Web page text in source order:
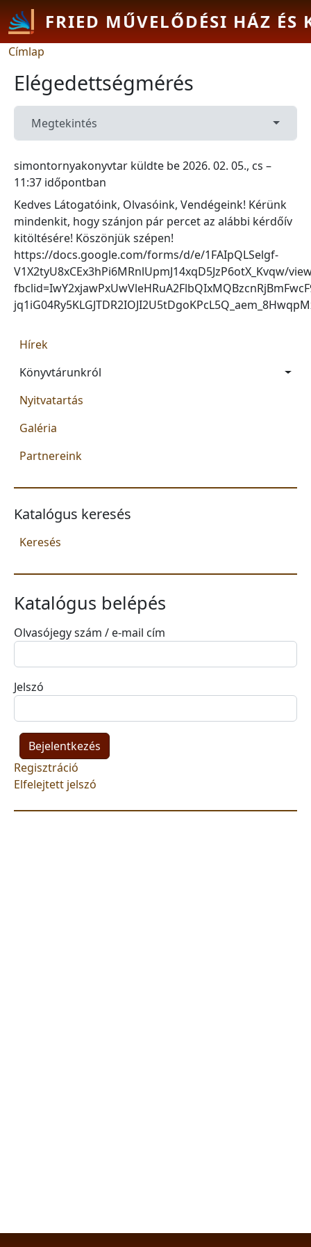
Ugrás a tartalomra
FRIED MŰVELŐDÉSI HÁZ ÉS
Morzsa
Címlap
Main navigation
Hírek
Könyvtárunkról
Nyitvatartás
Galéria
Partnereink
Katalógus keresés
Keresés
Katalógus belépés
Olvasójegy szám / e-mail cím
Jelszó
Regisztráció
Elfelejtett jelszó
Elégedettségmérés
Primary tabs
Megtekintés Toggle
simontornyakonyvtar küldte be2026. 02. 05., cs –
11:37 időpontban
Kedves Látogatóink, Olvasóink, Vendégeink! Kérünk
mindenkit, hogy szánjon pár percet az alábbi kérdőív
kitöltésére! Köszönjük szépen!
https://docs.google.com/forms/d/e/1FAIpQLSelgf-
V1X2tyU8xCEx3hPi6MRnlUpmJ14xqD5JzP6otX_Kvqw/